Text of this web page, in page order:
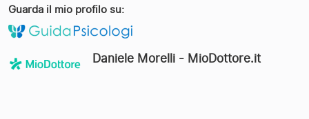
Guarda il mio profilo su:
Daniele Morelli - MioDottore.it